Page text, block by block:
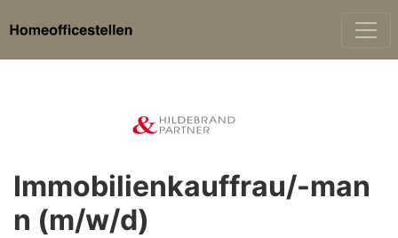
Immobilienkauffrau/-man
n (m/w/d)